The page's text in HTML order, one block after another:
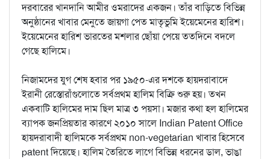
দরবারের খানদানি আমীর ওমরাদের একজন। তাঁর বাড়িতে বিভিন্ন
অনুষ্ঠানের খাবার মেনুতে জায়গা পেত মাতৃভুমি ইয়েমেনের হারিশ।
ইয়েমেনের হারিশ ভারতের মশলার ছোঁয়া পেয়ে ততদিনে বদলে
গেছে হালিমে।
নিজামদের যুগ শেষ হবার পর ১৯৫০-এর দশকে হায়দরাবাদে
ইরানী রেস্তোরাঁগুলোতে সর্বপ্রথম হালিম বিক্রি শুরু হয়। তখন
একবাটি হালিমের দাম ছিল মাত্র ৩ পয়সা। মজার কথা হল হালিমের
ব্যাপক জনপ্রিয়তার কারণে ২০১০ সালে Indian Patent Office
হায়দরাবাদী হালিমকে সর্বপ্রথম non-vegetarian খাবার হিসেবে
patent দিয়েছে। হালিম তৈরিতে লাগে বিভিন্ন ধরনের ডাল, ভাঙা